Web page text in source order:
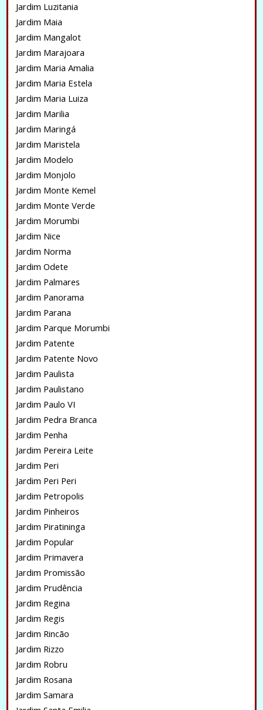
Jardim Luzitania
Jardim Maia
Jardim Mangalot
Jardim Marajoara
Jardim Maria Amalia
Jardim Maria Estela
Jardim Maria Luiza
Jardim Marilia
Jardim Maringá
Jardim Maristela
Jardim Modelo
Jardim Monjolo
Jardim Monte Kemel
Jardim Monte Verde
Jardim Morumbi
Jardim Nice
Jardim Norma
Jardim Odete
Jardim Palmares
Jardim Panorama
Jardim Parana
Jardim Parque Morumbi
Jardim Patente
Jardim Patente Novo
Jardim Paulista
Jardim Paulistano
Jardim Paulo VI
Jardim Pedra Branca
Jardim Penha
Jardim Pereira Leite
Jardim Peri
Jardim Peri Peri
Jardim Petropolis
Jardim Pinheiros
Jardim Piratininga
Jardim Popular
Jardim Primavera
Jardim Promissão
Jardim Prudência
Jardim Regina
Jardim Regis
Jardim Rincão
Jardim Rizzo
Jardim Robru
Jardim Rosana
Jardim Samara